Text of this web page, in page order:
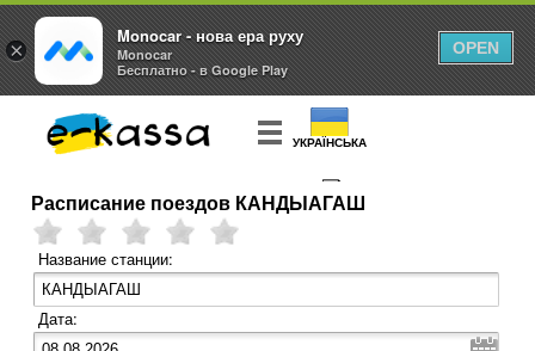
УКРАЇНСЬКА
КУПИТЬБИЛЕТ
Расписание поездов КАНДЫАГАШ
Название станции:
Дата:
×
Monocar - нова ера руху
Monocar
Бесплатно - в Google Play
OPEN